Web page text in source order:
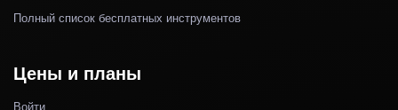
Полный список бесплатных инструментов
Цены и планы
Войти